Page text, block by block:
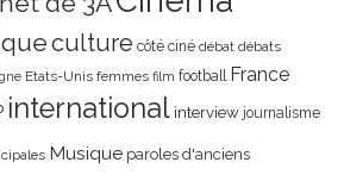
culture côté ciné débat débats
Etats-Unis femmes film football France
international interview journalisme
Musique paroles d'anciens